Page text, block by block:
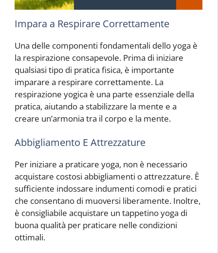
Impara a Respirare Correttamente
Una delle componenti fondamentali dello yoga è
la respirazione consapevole. Prima di iniziare
qualsiasi tipo di pratica fisica, è importante
imparare a respirare correttamente. La
respirazione yogica è una parte essenziale della
pratica, aiutando a stabilizzare la mente e a
creare un’armonia tra il corpo e la mente.
Abbigliamento E Attrezzature
Per iniziare a praticare yoga, non è necessario
acquistare costosi abbigliamenti o attrezzature. È
sufficiente indossare indumenti comodi e pratici
che consentano di muoversi liberamente. Inoltre,
è consigliabile acquistare un tappetino yoga di
buona qualità per praticare nelle condizioni
ottimali.